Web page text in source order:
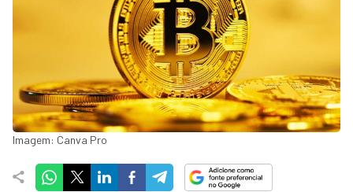
Imagem: Canva Pro